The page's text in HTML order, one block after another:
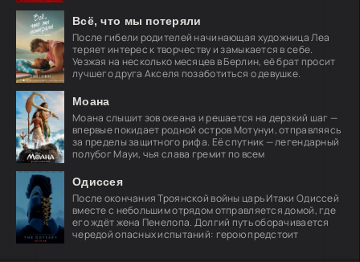
Всё, что мы потеряли
После гибели родителей начинающая художница Леа
теряет интерес к творчеству и замыкается в себе.
Уезжая на несколько месяцев в Берлин, её брат просит
лучшего друга Акселя позаботиться о девушке.
Моана
Моана слышит зов океана и решается на дерзкий шаг —
впервые покидает родной остров Мотунуи, отправляясь
за пределы защитного рифа. Её спутник — легендарный
полубог Мауи, чья слава гремит по всем
Одиссея
После окончания Троянской войны царь Итаки Одиссей
вместе с небольшим отрядом отправляется домой, где
его ждёт жена Пенелопа. Долгий путь оборачивается
чередой опасных испытаний: герою предстоит